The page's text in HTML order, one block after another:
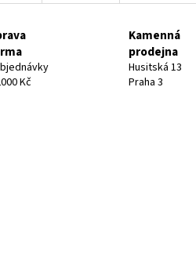
Kč
Kamenná
prodejna
Husitská 13
Praha 3